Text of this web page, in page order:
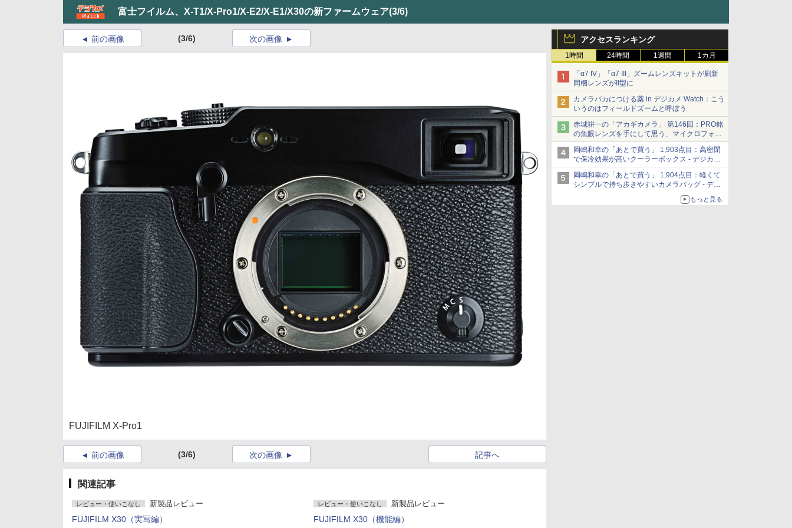
富士フイルム、X-T1/X-Pro1/X-E2/X-E1/X30の新ファームウェア(3/6)
アクセスランキング
1時間 24時間 1週間 1カ月
「α7 IV」「α7 III」ズームレンズキットが刷新
同梱レンズがII型に
カメラバカにつける薬 in デジカメ Watch：こう
いうのはフィールドズームと呼ぼう
赤城耕一の「アカギカメラ」 第146回：PRO銘
の魚眼レンズを手にして思う、マイクロフォー
サーズへの期待と可能性
岡嶋和幸の「あとで買う」 1,903点目：高密閉
で保冷効果が高いクーラーボックス - デジカメ
Watch
岡嶋和幸の「あとで買う」 1,904点目：軽くて
シンプルで持ち歩きやすいカメラバッグ - デジ
もっと見る
前の画像 (3/6) 次の画像
FUJIFILM X-Pro1
前の画像 (3/6) 記事へ
次の画像
関連記事
レビュー・使いこなし 新製品レビュー
FUJIFILM X30（実写編）
レビュー・使いこなし 新製品レビュー
FUJIFILM X30（機能編）